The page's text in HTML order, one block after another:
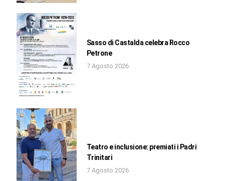
Sasso di Castalda celebra Rocco
Petrone
7 Agosto 2026
Teatro e inclusione: premiati i Padri
Trinitari
7 Agosto 2026